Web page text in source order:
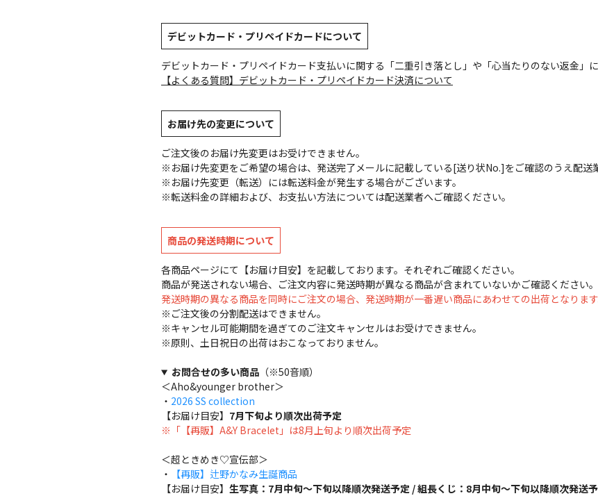
デビットカード・プリペイドカードについて
デビットカード・プリペイドカード支払いに関する「二重引き落とし」や「心当たりのない返金」
【よくある質問】デビットカード・プリペイドカード決済について
お届け先の変更について
ご注文後のお届け先変更はお受けできません。
※お届け先変更をご希望の場合は、発送完了メールに記載している[送り状No.]をご確認のうえ配送
※お届け先変更（転送）には転送料金が発生する場合がございます。
※転送料金の詳細および、お支払い方法については配送業者へご確認ください。
商品の発送時期について
各商品ページにて【お届け目安】を記載しております。それぞれご確認ください。
商品が発送されない場合、ご注文内容に発送時期が異なる商品が含まれていないかご確認ください。
発送時期の異なる商品を同時にご注文の場合、発送時期が一番遅い商品にあわせての出荷となります
※ご注文後の分割配送はできません。
※キャンセル可能期間を過ぎてのご注文キャンセルはお受けできません。
※原則、土日祝日の出荷はおこなっておりません。
お問合せの多い商品（※50音順）
＜Aho&younger brother＞
・ 2026 SS collection
【お届け目安】 7月下旬より順次出荷予定
※「【再販】A&Y Bracelet」は8月上旬より順次出荷予定
＜超ときめき♡宣伝部＞
・
【再販】辻野かなみ生誕商品
【お届け目安】 生写真：7月中旬～下旬以降順次発送予定 / 組長くじ：8月中旬～下旬以降順次発送